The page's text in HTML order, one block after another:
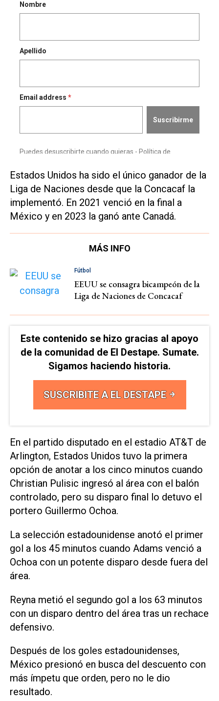
Estados Unidos ha sido el único ganador de la
Liga de Naciones desde que la Concacaf la
implementó. En 2021 venció en la final a
México y en 2023 la ganó ante Canadá.
MÁS INFO
Fútbol
EEUU se consagra bicampeón de la
Liga de Naciones de Concacaf
Este contenido se hizo gracias al apoyo
de la comunidad de El Destape. Sumate.
Sigamos haciendo historia.
SUSCRIBITE A EL DESTAPE
En el partido disputado en el estadio AT&T de
Arlington, Estados Unidos tuvo la primera
opción de anotar a los cinco minutos cuando
Christian Pulisic ingresó al área con el balón
controlado, pero su disparo final lo detuvo el
portero Guillermo Ochoa.
La selección estadounidense anotó el primer
gol a los 45 minutos cuando Adams venció a
Ochoa con un potente disparo desde fuera del
área.
Reyna metió el segundo gol a los 63 minutos
con un disparo dentro del área tras un rechace
defensivo.
Después de los goles estadounidenses,
México presionó en busca del descuento con
más ímpetu que orden, pero no le dio
resultado.